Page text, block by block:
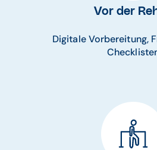
Vor der
Digitale Vorbereitung,